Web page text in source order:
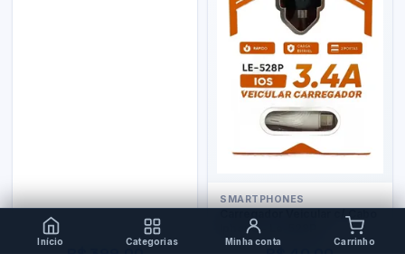
Início Categorias Minha conta Carrinho
SMARTPHONES
Carregador Veicular c/ Cabo
Iphone - Le-528P